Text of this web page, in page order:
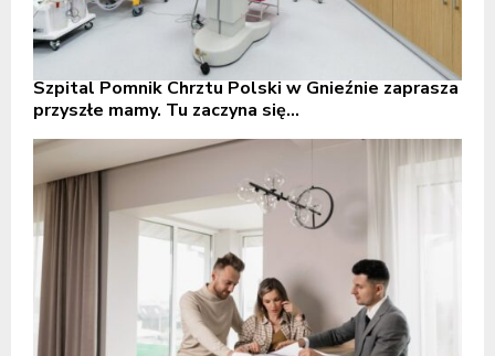
Szpital Pomnik Chrztu Polski w Gnieźnie zaprasza
przyszłe mamy. Tu zaczyna się...